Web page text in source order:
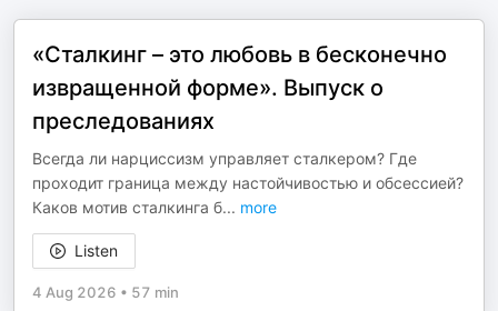
«Сталкинг – это любовь в бесконечно
извращенной форме». Выпуск о
преследованиях
Всегда ли нарциссизм управляет сталкером? Где
проходит граница между настойчивостью и обсессией?
Каков мотив сталкинга б... more
Listen
4 Aug 2026 • 57 min